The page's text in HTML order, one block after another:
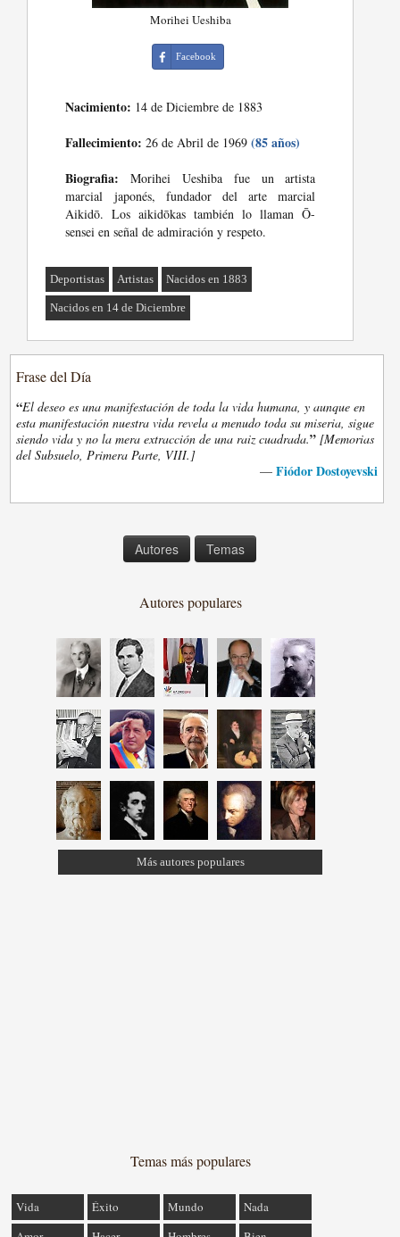
Morihei Ueshiba
Facebook
Nacimiento: 14 de Diciembre de 1883
Fallecimiento: 26 de Abril de 1969(85 años)
Biografia: Morihei Ueshiba fue un artista
marcial japonés, fundador del arte marcial
Aikidō. Los aikidōkas también lo llaman Ō-
sensei en señal de admiración y respeto.
Deportistas Artistas Nacidos en 1883
Nacidos en 14 de Diciembre
Frase del Día
“El deseo es una manifestación de toda la vida humana, y aunque en
esta manifestación nuestra vida revela a menudo toda su miseria, sigue
siendo vida y no la mera extracción de una raiz cuadrada.” [Memorias
del Subsuelo, Primera Parte, VIII.]
— Fiódor Dostoyevski
Autores Temas
Autores populares
Más autores populares
Temas más populares
Vida Éxito Mundo
Nada